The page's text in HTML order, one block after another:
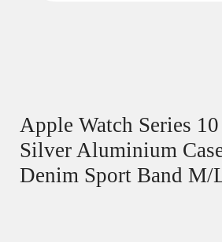
Apple Watch Series
Silver Aluminium
Denim Sport Band M/